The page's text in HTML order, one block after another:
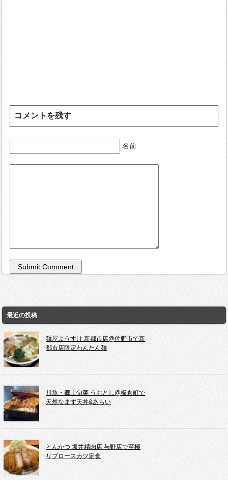
コメントを残す
名前
最近の投稿
麺屋ようすけ 新都市店@佐野市で新
都市店限定わんたん麺
川魚・郷土旬菜 うおとし@板倉町で
天然なまず天丼&あらい
とんかつ 坂井精肉店 与野店で至極
リブロースカツ定食